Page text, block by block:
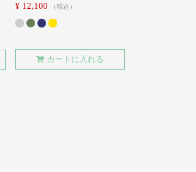
¥ 12,100 税込
カートに入れる